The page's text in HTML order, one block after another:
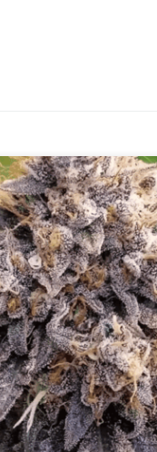
zmiana sekwencji
żywego, która
długich łańcuchów
jednego nukleotydu lub
tworzących genom, ale są